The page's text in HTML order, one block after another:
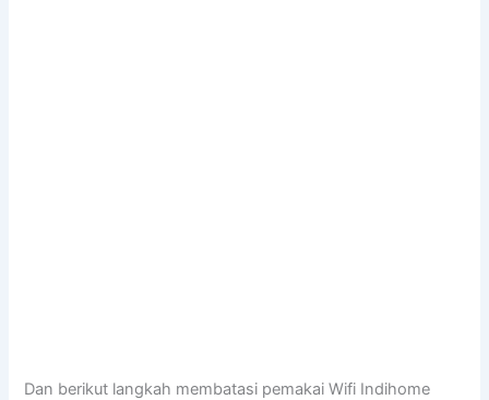
Dan berikut langkah membatasi pemakai Wifi Indihome